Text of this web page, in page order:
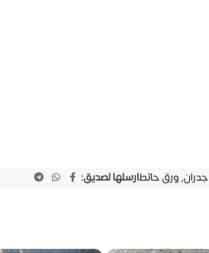
, ورق حائطارسلها لصديق: